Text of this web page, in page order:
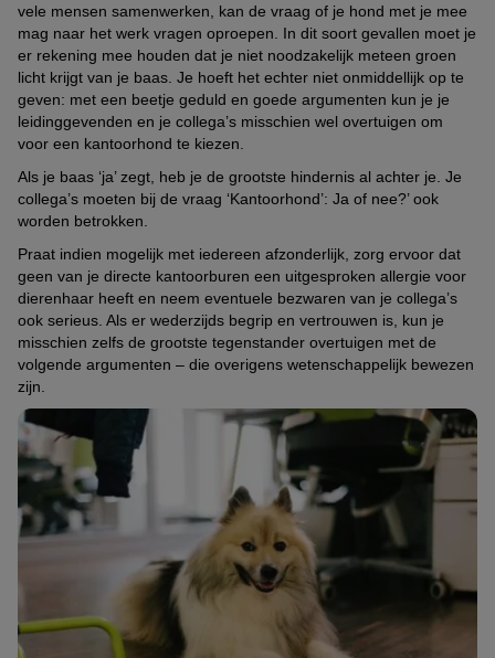
vele mensen samenwerken, kan de vraag of je hond met je mee
mag naar het werk vragen oproepen. In dit soort gevallen moet je
er rekening mee houden dat je niet noodzakelijk meteen groen
licht krijgt van je baas. Je hoeft het echter niet onmiddellijk op te
geven: met een beetje geduld en goede argumenten kun je je
leidinggevenden en je collega’s misschien wel overtuigen om
voor een kantoorhond te kiezen.
Als je baas ‘ja’ zegt, heb je de grootste hindernis al achter je. Je
collega’s moeten bij de vraag ‘Kantoorhond’: Ja of nee?’ ook
worden betrokken.
Praat indien mogelijk met iedereen afzonderlijk, zorg ervoor dat
geen van je directe kantoorburen een uitgesproken allergie voor
dierenhaar heeft en neem eventuele bezwaren van je collega’s
ook serieus. Als er wederzijds begrip en vertrouwen is, kun je
misschien zelfs de grootste tegenstander overtuigen met de
volgende argumenten – die overigens wetenschappelijk bewezen
zijn.